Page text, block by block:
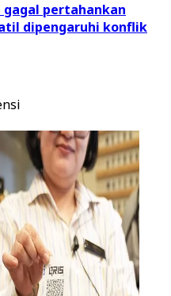
gagal pertahankan
dipengaruhi konflik